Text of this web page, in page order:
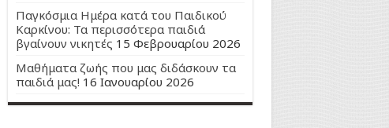
Παγκόσμια Ημέρα κατά του Παιδικού
Καρκίνου: Τα περισσότερα παιδιά
βγαίνουν νικητές 15 Φεβρουαρίου 2026
Μαθήματα ζωής που μας διδάσκουν τα
παιδιά μας! 16 Ιανουαρίου 2026